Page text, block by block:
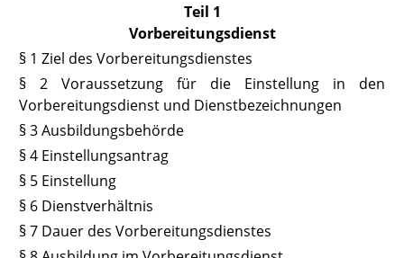
Teil 1
Vorbereitungsdienst
§ 1 Ziel des Vorbereitungsdienstes
§ 2 Voraussetzung für die Einstellung in den
Vorbereitungsdienst und Dienstbezeichnungen
§ 3 Ausbildungsbehörde
§ 4 Einstellungsantrag
§ 5 Einstellung
§ 6 Dienstverhältnis
§ 7 Dauer des Vorbereitungsdienstes